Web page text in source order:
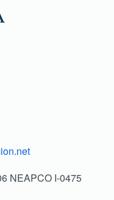
NEAPCO I-0475